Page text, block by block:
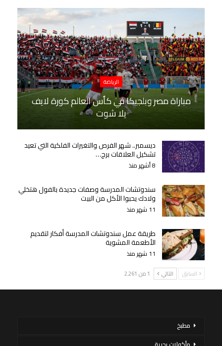
الرياضة
مباراة مصر وبلجيكا في كأس العالم كورة لايف
يلا شوت
ديسمبر.. شهر الفرص والتغيرات الفلكية التي تعيد
تشكيل العلاقات برج…
8 أشهر منذ
سندوتشات المدرسة وصفات جديدة بالفول هتخلي
ولادك يحبوا الأكل من البيت
11 شهر منذ
طريقة عمل سندوتشات المدرسة أفكار لتقديم
الأطعمة المشوية
11 شهر منذ
السابق التالي 1 من 2٬261
مطبخ